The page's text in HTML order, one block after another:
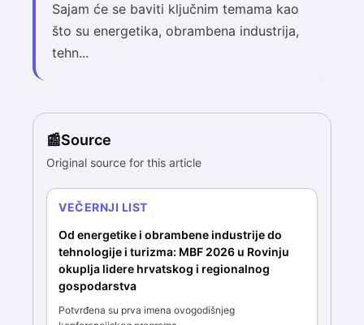
Sajam će se baviti ključnim temama kao
što su energetika, obrambena industrija,
tehn...
Source
Original source for this article
VEČERNJI LIST
Od energetike i obrambene industrije do
tehnologije i turizma: MBF 2026 u Rovinju
okuplja lidere hrvatskog i regionalnog
gospodarstva
Potvrđena su prva imena ovogodišnjeg